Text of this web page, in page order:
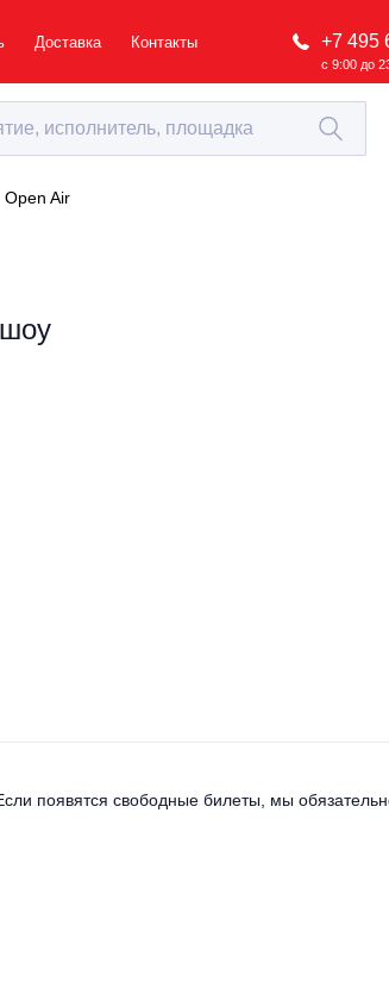
Доставка Контакты +7 495
с 9:00 до
Open Air
появятся свободные билеты, мы